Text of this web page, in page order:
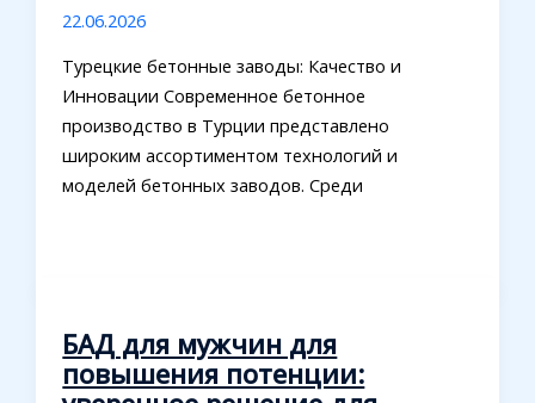
22.06.2026
Турецкие бетонные заводы: Качество и
Инновации Современное бетонное
производство в Турции представлено
широким ассортиментом технологий и
моделей бетонных заводов. Среди
БАД для мужчин для
повышения потенции: